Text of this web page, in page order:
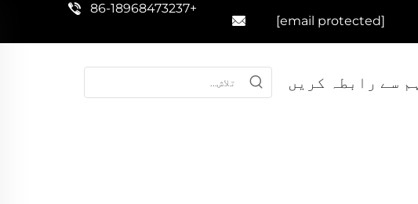
+86-18968473237
[email protected]
ہم سے رابطہ کریں